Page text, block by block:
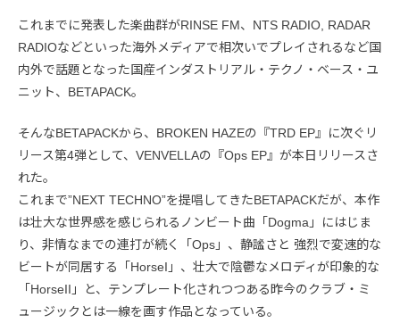
これまでに発表した楽曲群がRINSE FM、NTS RADIO, RADAR
RADIOなどといった海外メディアで相次いでプレイされるなど国
内外で話題となった国産インダストリアル・テクノ・ベース・ユ
ニット、BETAPACK。
そんなBETAPACKから、BROKEN HAZEの『TRD EP』に次ぐリ
リース第4弾として、VENVELLAの『Ops EP』が本日リリースさ
れた。
これまで”NEXT TECHNO”を提唱してきたBETAPACKだが、本作
は壮大な世界感を感じられるノンビート曲「Dogma」にはじま
り、非情なまでの連打が続く「Ops」、静謐さと 強烈で変速的な
ビートが同居する「HorseI」、壮大で陰鬱なメロディが印象的な
「HorseII」と、テンプレート化されつつある昨今のクラブ・ミ
ュージックとは一線を画す作品となっている。